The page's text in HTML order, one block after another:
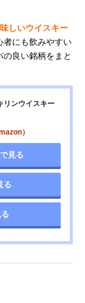
しいウイスキー
者にも飲みやすい
良い銘柄をまと
リンウイスキー
）
見る
る